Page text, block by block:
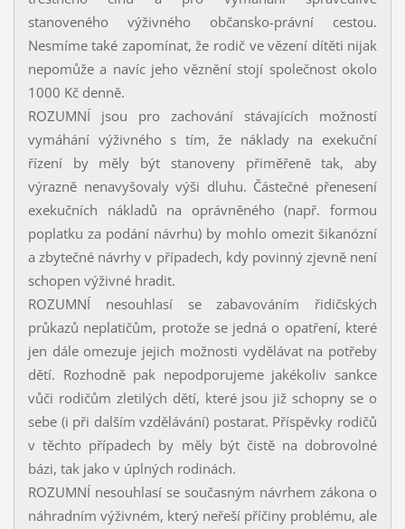
stanoveného výživného občansko-právní cestou.
Nesmíme také zapomínat, že rodič ve vězení dítěti nijak
nepomůže a navíc jeho věznění stojí společnost okolo
1000 Kč denně.
ROZUMNÍ jsou pro zachování stávajících možností
vymáhání výživného s tím, že náklady na exekuční
řízení by měly být stanoveny přiměřeně tak, aby
výrazně nenavyšovaly výši dluhu. Částečné přenesení
exekučních nákladů na oprávněného (např. formou
poplatku za podání návrhu) by mohlo omezit šikanózní
a zbytečné návrhy v případech, kdy povinný zjevně není
schopen výživné hradit.
ROZUMNÍ nesouhlasí se zabavováním řidičských
průkazů neplatičům, protože se jedná o opatření, které
jen dále omezuje jejich možnosti vydělávat na potřeby
dětí. Rozhodně pak nepodporujeme jakékoliv sankce
vůči rodičům zletilých dětí, které jsou již schopny se o
sebe (i při dalším vzdělávání) postarat. Příspěvky rodičů
v těchto případech by měly být čistě na dobrovolné
bázi, tak jako v úplných rodinách.
ROZUMNÍ nesouhlasí se současným návrhem zákona o
náhradním výživném, který neřeší příčiny problému, ale